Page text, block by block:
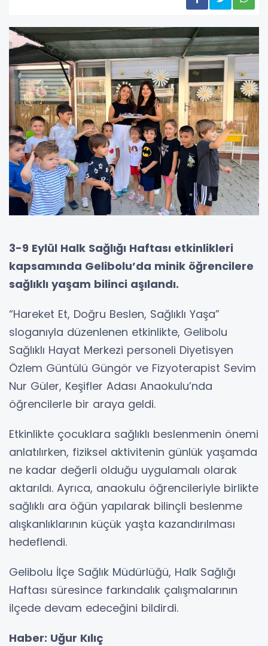
3-9 Eylül Halk Sağlığı Haftası etkinlikleri
kapsamında Gelibolu’da minik öğrencilere
sağlıklı yaşam bilinci aşılandı.
“Hareket Et, Doğru Beslen, Sağlıklı Yaşa”
sloganıyla düzenlenen etkinlikte, Gelibolu
Sağlıklı Hayat Merkezi personeli Diyetisyen
Özlem Güntülü Güngör ve Fizyoterapist Sevim
Nur Güler, Keşifler Adası Anaokulu’nda
öğrencilerle bir araya geldi.
Etkinlikte çocuklara sağlıklı beslenmenin önemi
anlatılırken, fiziksel aktivitenin günlük yaşamda
ne kadar değerli olduğu uygulamalı olarak
aktarıldı. Ayrıca, anaokulu öğrencileriyle birlikte
sağlıklı ara öğün yapılarak bilinçli beslenme
alışkanlıklarının küçük yaşta kazandırılması
hedeflendi.
Gelibolu İlçe Sağlık Müdürlüğü, Halk Sağlığı
Haftası süresince farkındalık çalışmalarının
ilçede devam edeceğini bildirdi.
Haber: Uğur Kılıç